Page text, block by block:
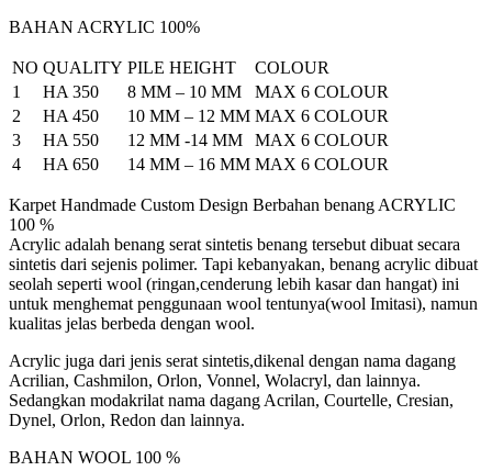
BAHAN ACRYLIC 100%
NO QUALITY PILE HEIGHT
COLOUR
1
HA 350 8 MM – 10 MM
MAX 6 COLOUR
2
HA 450 10 MM – 12 MM MAX 6 COLOUR
3
HA 550 12 MM -14 MM
MAX 6 COLOUR
4
HA 650 14 MM – 16 MM MAX 6 COLOUR
Karpet Handmade Custom Design Berbahan benang ACRYLIC
100 %
Acrylic adalah benang serat sintetis benang tersebut dibuat secara
sintetis dari sejenis polimer. Tapi kebanyakan, benang acrylic dibuat
seolah seperti wool (ringan,cenderung lebih kasar dan hangat) ini
untuk menghemat penggunaan wool tentunya(wool Imitasi), namun
kualitas jelas berbeda dengan wool.
Acrylic juga dari jenis serat sintetis,dikenal dengan nama dagang
Acrilian, Cashmilon, Orlon, Vonnel, Wolacryl, dan lainnya.
Sedangkan modakrilat nama dagang Acrilan, Courtelle, Cresian,
Dynel, Orlon, Redon dan lainnya.
BAHAN WOOL 100 %